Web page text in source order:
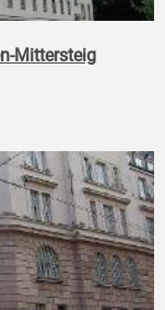
Mittersteig